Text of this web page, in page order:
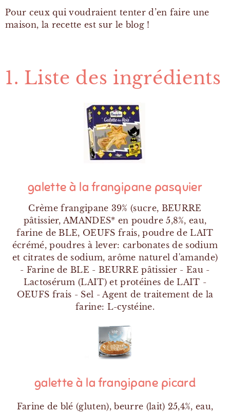
Pour ceux qui voudraient tenter d’en faire une
maison, la recette est sur le blog !
1. Liste des ingrédients
galette à la frangipane pasquier
Crème frangipane 39% (sucre, BEURRE
pâtissier, AMANDES* en poudre 5,8%, eau,
farine de BLE, OEUFS frais, poudre de LAIT
écrémé, poudres à lever: carbonates de sodium
et citrates de sodium, arôme naturel d'amande)
- Farine de BLE - BEURRE pâtissier - Eau -
Lactosérum (LAIT) et protéines de LAIT -
OEUFS frais - Sel - Agent de traitement de la
farine: L-cystéine.
galette à la frangipane picard
Farine de blé (gluten), beurre (lait) 25,4%, eau,